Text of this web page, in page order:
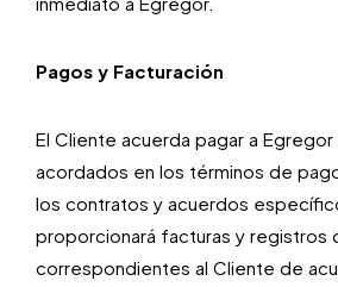
Pagos y Facturación
El Cliente acuerda pagar a
acordados en los términos de
los contratos y acuerdos
proporcionará facturas y registros
correspondientes al Cliente de